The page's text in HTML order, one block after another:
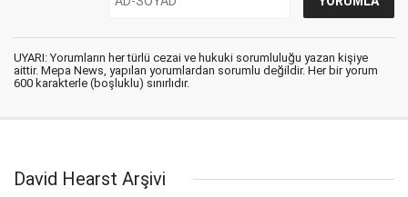
UYARI: Yorumların her türlü cezai ve hukuki sorumluluğu yazan kişiye
aittir. Mepa News, yapılan yorumlardan sorumlu değildir. Her bir yorum
600 karakterle (boşluklu) sınırlıdır.
David Hearst Arşivi